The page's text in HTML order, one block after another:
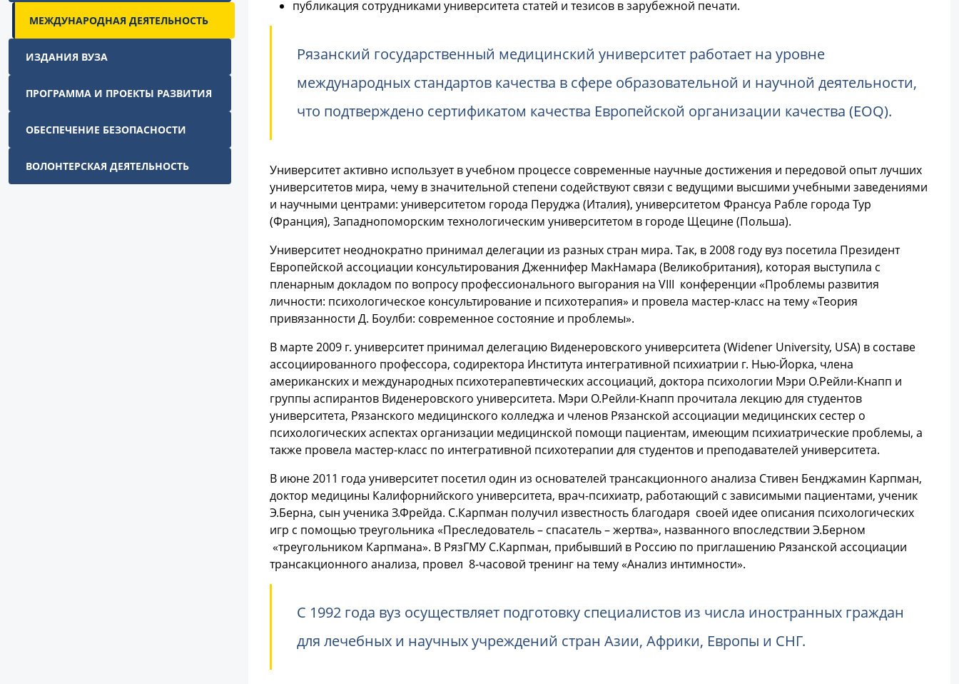
МЕЖДУНАРОДНАЯ ДЕЯТЕЛЬНОСТЬ
ИЗДАНИЯ ВУЗА
ПРОГРАММА И ПРОЕКТЫ РАЗВИТИЯ
ОБЕСПЕЧЕНИЕ БЕЗОПАСНОСТИ
ВОЛОНТЕРСКАЯ ДЕЯТЕЛЬНОСТЬ
публикация сотрудниками университета статей и тезисов в зарубежной печати.
Рязанский государственный медицинский университет работает на уровне
международных стандартов качества в сфере образовательной и научной деятельности,
что подтверждено сертификатом качества Европейской организации качества (EOQ).
Университет активно использует в учебном процессе современные научные достижения и передовой опыт лучших
университетов мира, чему в значительной степени содействуют связи с ведущими высшими учебными заведениями
и научными центрами: университетом города Перуджа (Италия), университетом Франсуа Рабле города Тур
(Франция), Западнопоморским технологическим университетом в городе Щецине (Польша).
Университет неоднократно принимал делегации из разных стран мира. Так, в 2008 году вуз посетила Президент
Европейской ассоциации консультирования Дженнифер МакНамара (Великобритания), которая выступила с
пленарным докладом по вопросу профессионального выгорания на VIII конференции «Проблемы развития
личности: психологическое консультирование и психотерапия» и провела мастер-класс на тему «Теория
привязанности Д. Боулби: современное состояние и проблемы».
В марте 2009 г. университет принимал делегацию Виденеровского университета (Widener University, USA) в составе
ассоциированного профессора, содиректора Института интегративной психиатрии г. Нью-Йорка, члена
американских и международных психотерапевтических ассоциаций, доктора психологии Мэри О.Рейли-Кнапп и
группы аспирантов Виденеровского университета. Мэри О.Рейли-Кнапп прочитала лекцию для студентов
университета, Рязанского медицинского колледжа и членов Рязанской ассоциации медицинских сестер о
психологических аспектах организации медицинской помощи пациентам, имеющим психиатрические проблемы, а
также провела мастер-класс по интегративной психотерапии для студентов и преподавателей университета.
В июне 2011 года университет посетил один из основателей трансакционного анализа Стивен Бенджамин Карпман,
доктор медицины Калифорнийского университета, врач-психиатр, работающий с зависимыми пациентами, ученик
Э.Берна, сын ученика З.Фрейда. С.Карпман получил известность благодаря своей идее описания психологических
игр с помощью треугольника «Преследователь – спасатель – жертва», названного впоследствии Э.Берном
«треугольником Карпмана». В РязГМУ С.Карпман, прибывший в Россию по приглашению Рязанской ассоциации
трансакционного анализа, провел 8-часовой тренинг на тему «Анализ интимности».
С 1992 года вуз осуществляет подготовку специалистов из числа иностранных граждан
для лечебных и научных учреждений стран Азии, Африки, Европы и СНГ.